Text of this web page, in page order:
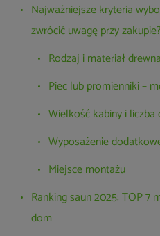
Najważniejsze kryteria
zwrócić uwagę przy zakupie?
Rodzaj i materiał
Piec lub promienniki –
Wielkość kabiny i liczba
Wyposażenie
Miejsce montażu
Ranking saun 2025: TOP 7
dom